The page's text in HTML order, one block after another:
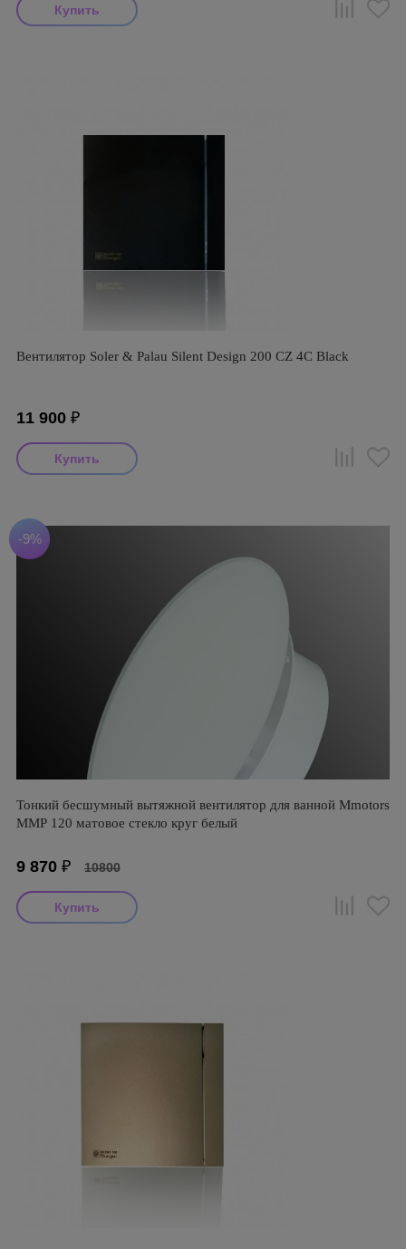
Вентилятор Soler & Palau Silent Design 200 CZ 4C Black
11 900 ₽
-9%
Тонкий бесшумный вытяжной вентилятор для ванной Mmotors
ММР 120 матовое стекло круг белый
9 870 ₽ 10800